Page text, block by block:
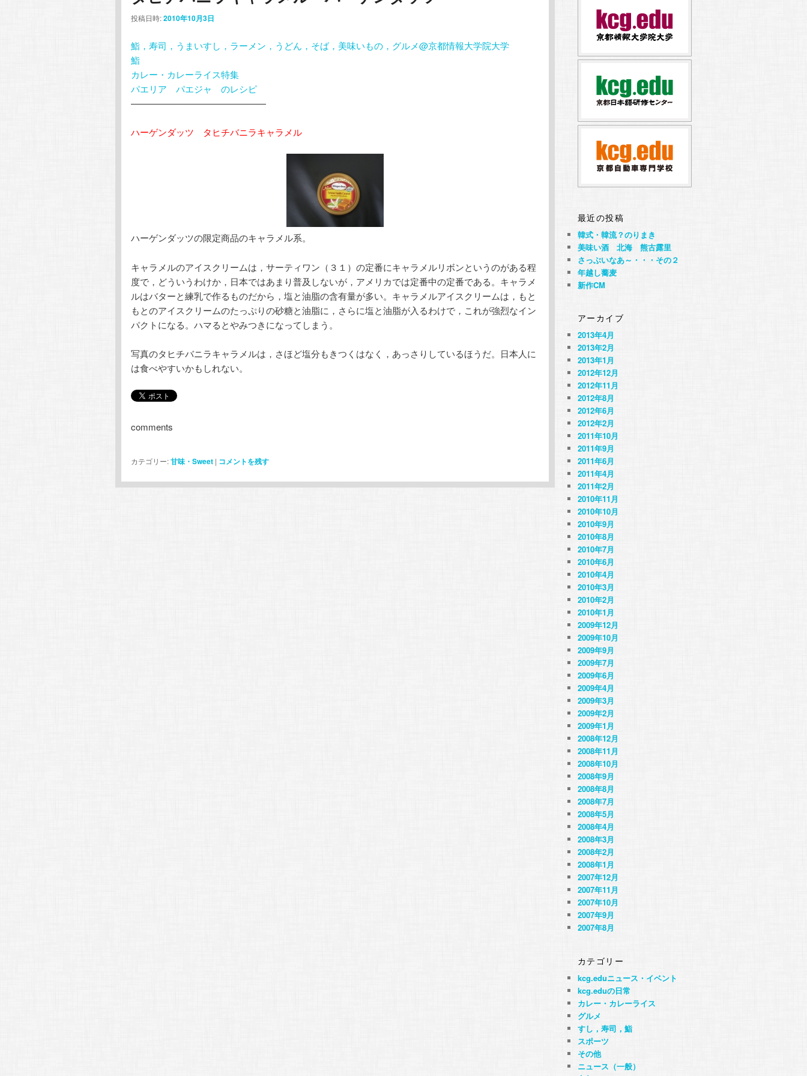
ン
テ
ン
ツ
へ
テ
ン
ツ
へ
移
投稿日時:2010年10月3日
鮨，寿司，うまいすし，ラーメン，うどん，そば，美味いもの，グルメ@京都情報大学院大学
鮨
カレー・カレーライス特集
パエリア パエジャ のレシピ
———————————————
ハーゲンダッツ タヒチバニラキャラメル
ハーゲンダッツの限定商品のキャラメル系。
キャラメルのアイスクリームは，サーティワン（３１）の定番にキャラメルリボンというのがある程
度で，どういうわけか，日本ではあまり普及しないが，アメリカでは定番中の定番である。キャラメ
ルはバターと練乳で作るものだから，塩と油脂の含有量が多い。キャラメルアイスクリームは，もと
もとのアイスクリームのたっぷりの砂糖と油脂に，さらに塩と油脂が入るわけで，これが強烈なイン
パクトになる。ハマるとやみつきになってしまう。
写真のタヒチバニラキャラメルは，さほど塩分もきつくはなく，あっさりしているほうだ。日本人に
は食べやすいかもしれない。
comments
カテゴリー:甘味・Sweet | コメントを残す
最近の投稿
韓式・韓流？のりまき
美味い酒 北海 熊古露里
さっぶいなあ～・・・その２
年越し蕎麦
新作CM
アーカイブ
2013年4月
2013年2月
2013年1月
2012年12月
2012年11月
2012年8月
2012年6月
2012年2月
2011年10月
2011年9月
2011年6月
2011年4月
2011年2月
2010年11月
2010年10月
2010年9月
2010年8月
2010年7月
2010年6月
2010年4月
2010年3月
2010年2月
2010年1月
2009年12月
2009年10月
2009年9月
2009年7月
2009年6月
2009年4月
2009年3月
2009年2月
2009年1月
2008年12月
2008年11月
2008年10月
2008年9月
2008年8月
2008年7月
2008年5月
2008年4月
2008年3月
2008年2月
2008年1月
2007年12月
2007年11月
2007年10月
2007年9月
2007年8月
カテゴリー
kcg.eduニュース・イベント
kcg.eduの日常
カレー・カレーライス
グルメ
すし，寿司，鮨
スポーツ
その他
ニュース（一般）